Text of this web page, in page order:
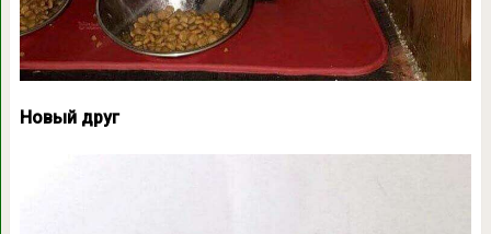
Новый друг